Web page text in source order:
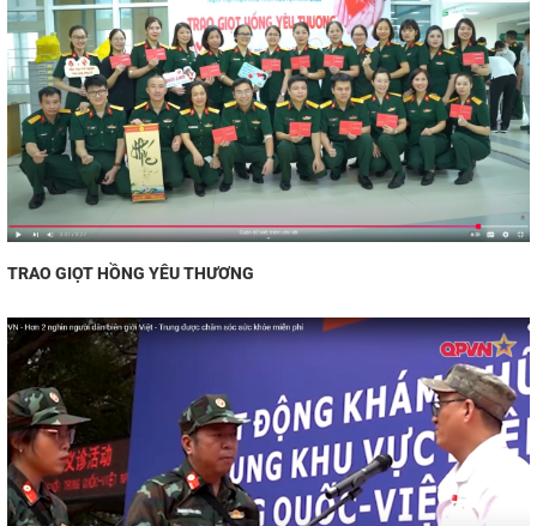
TRAO GIỌT HỒNG YÊU THƯƠNG